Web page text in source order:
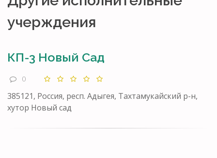
учерждения
КП-3 Новый Сад
0
385121, Россия, респ. Адыгея, Тахтамукайский р-н,
хутор Новый сад